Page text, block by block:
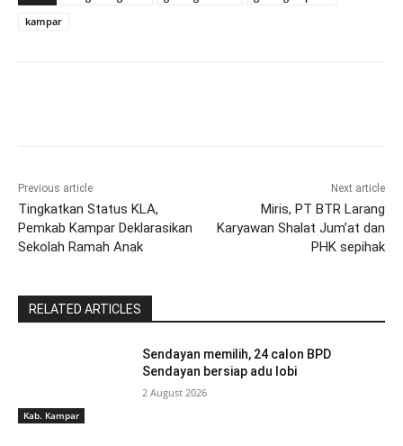
kampar
Previous article
Tingkatkan Status KLA,
Pemkab Kampar Deklarasikan
Sekolah Ramah Anak
Next article
Miris, PT BTR Larang
Karyawan Shalat Jum’at dan
PHK sepihak
RELATED ARTICLES
Kab. Kampar
Sendayan memilih, 24 calon BPD
Sendayan bersiap adu lobi
2 August 2026